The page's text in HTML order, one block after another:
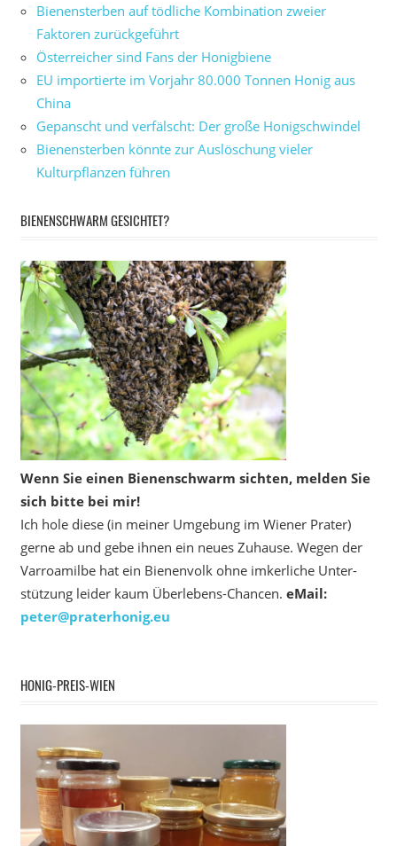
Bienensterben auf tödliche Kombination zweier
Faktoren zurückgeführt
Österreicher sind Fans der Honigbiene
EU importierte im Vorjahr 80.000 Tonnen Honig aus
China
Gepanscht und verfälscht: Der große Honigschwindel
Bienensterben könnte zur Auslöschung vieler
Kulturpflanzen führen
BIENENSCHWARM GESICHTET?
Wenn Sie einen Bienenschwarm sichten, melden Sie
sich bitte bei mir!
Ich hole diese (in meiner Umgebung im Wiener Prater)
gerne ab und gebe ihnen ein neues Zuhause. Wegen der
Varroamilbe hat ein Bienenvolk ohne imkerliche Unter­
stützung leider kaum Überlebens-Chancen. eMail:
peter@praterhonig.eu
HONIG-PREIS-WIEN